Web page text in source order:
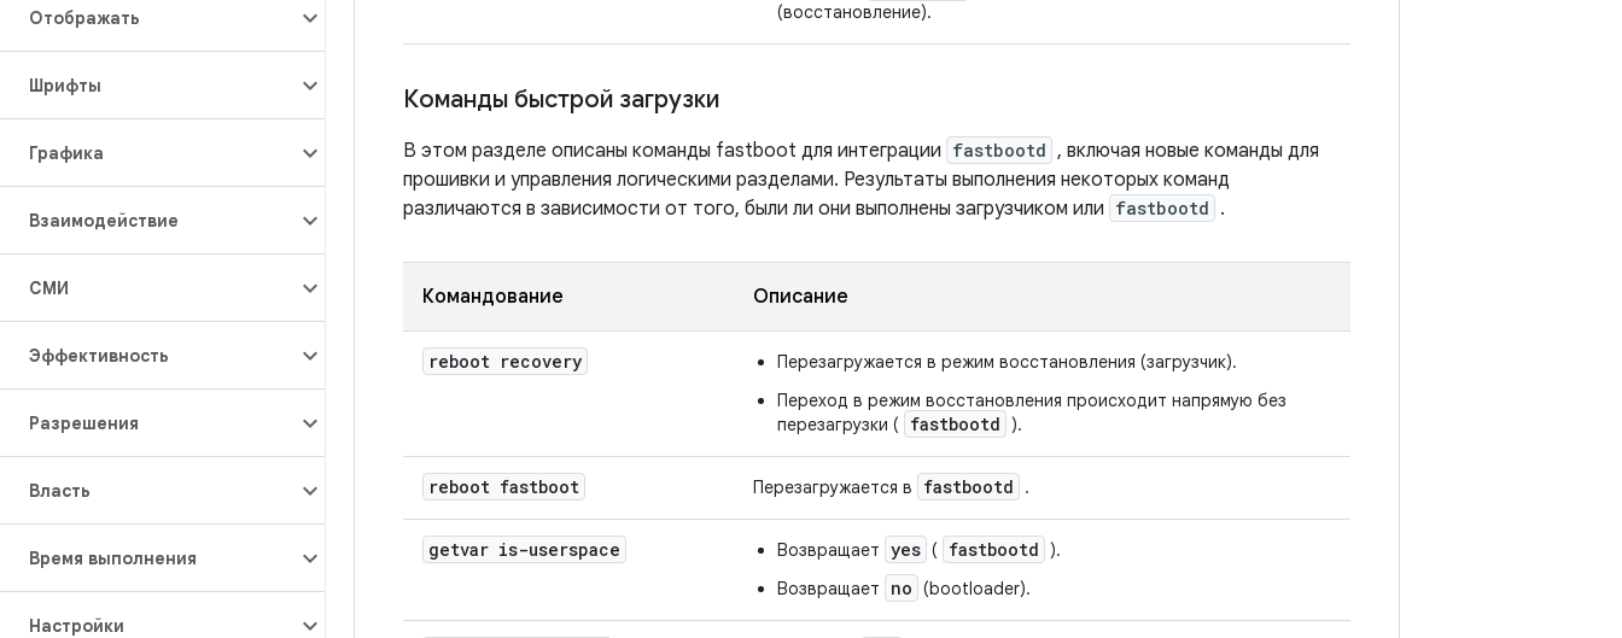
Отображать
Шрифты
Графика
Взаимодействие
СМИ
Эффективность
Разрешения
Власть
Время выполнения
Настройки
(восстановление).
Команды быстрой загрузки
В этом разделе описаны команды fastboot для интеграции fastbootd , включая новые команды для
прошивки и управления логическими разделами. Результаты выполнения некоторых команд
различаются в зависимости от того, были ли они выполнены загрузчиком или fastbootd .
Командование Описание
reboot recovery
Перезагружается в режим восстановления (загрузчик).
Переход в режим восстановления происходит напрямую без
перезагрузки (
fastbootd ).
reboot fastboot Перезагружается в fastbootd .
getvar is-userspace Возвращает yes ( fastbootd
).
Возвращает
no (bootloader).